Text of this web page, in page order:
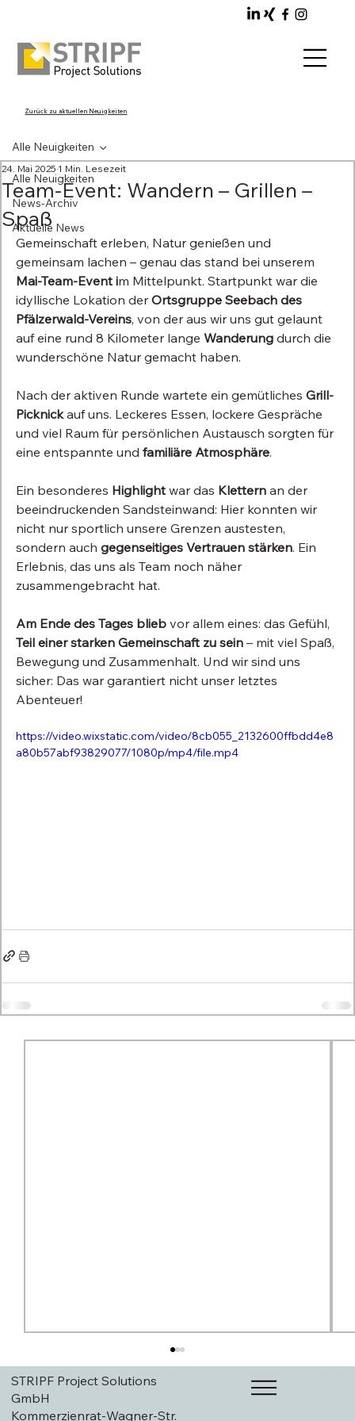
Zurück zu aktuellen Neuigkeiten
Alle Neuigkeiten
News-Archiv
Aktuelle News
Alle Neuigkeiten
Team-Event: Wandern – Grillen –
Spaß
24. Mai 2025 1 Min. Lesezeit
Gemeinschaft erleben, Natur genießen und
gemeinsam lachen – genau das stand bei unserem
Mai-Team-Event im Mittelpunkt. Startpunkt war die
idyllische Lokation der Ortsgruppe Seebach des
Pfälzerwald-Vereins, von der aus wir uns gut gelaunt
auf eine rund 8 Kilometer lange Wanderung durch die
wunderschöne Natur gemacht haben.
Nach der aktiven Runde wartete ein gemütliches Grill-
Picknick auf uns. Leckeres Essen, lockere Gespräche
und viel Raum für persönlichen Austausch sorgten für
eine entspannte und familiäre Atmosphäre.
Ein besonderes Highlight war das Klettern an der
beeindruckenden Sandsteinwand: Hier konnten wir
nicht nur sportlich unsere Grenzen austesten,
sondern auch gegenseitiges Vertrauen stärken. Ein
Erlebnis, das uns als Team noch näher
zusammengebracht hat.
Am Ende des Tages blieb vor allem eines: das Gefühl,
Teil einer starken Gemeinschaft zu sein – mit viel Spaß,
Bewegung und Zusammenhalt. Und wir sind uns
sicher: Das war garantiert nicht unser letztes
Abenteuer!
https://video.wixstatic.com/video/8cb055_2132600ffbdd4e8
a80b57abf93829077/1080p/mp4/file.mp4
STRIPF Project Solutions
GmbH
Kommerzienrat-Wagner-Str.